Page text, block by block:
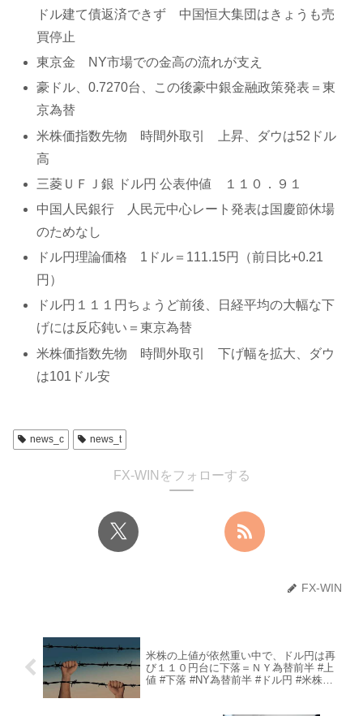
ドル建て債返済できず 中国恒大集団はきょうも売
買停止
東京金 NY市場での金高の流れが支え
豪ドル、0.7270台、この後豪中銀金融政策発表＝東
京為替
米株価指数先物 時間外取引 上昇、ダウは52ドル
高
三菱ＵＦＪ銀 ドル円 公表仲値 １１０．９１
中国人民銀行 人民元中心レート発表は国慶節休場
のためなし
ドル円理論価格 1ドル＝111.15円（前日比+0.21
円）
ドル円１１１円ちょうど前後、日経平均の大幅な下
げには反応鈍い＝東京為替
米株価指数先物 時間外取引 下げ幅を拡大、ダウ
は101ドル安
news_c news_t
FX-WINをフォローする
FX-WIN
米株の上値が依然重い中で、ドル円は再
び１１０円台に下落＝ＮＹ為替前半 #上
値 #下落 #NY為替前半 #ドル円 #米株